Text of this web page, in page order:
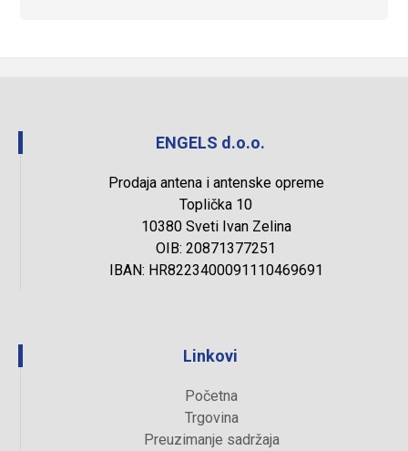
ENGELS d.o.o.
Prodaja antena i antenske opreme
Toplička 10
10380 Sveti Ivan Zelina
OIB: 20871377251
IBAN: HR8223400091110469691
Linkovi
Početna
Trgovina
Preuzimanje sadržaja